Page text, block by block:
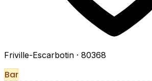
Friville-Escarbotin · 80368
Bar